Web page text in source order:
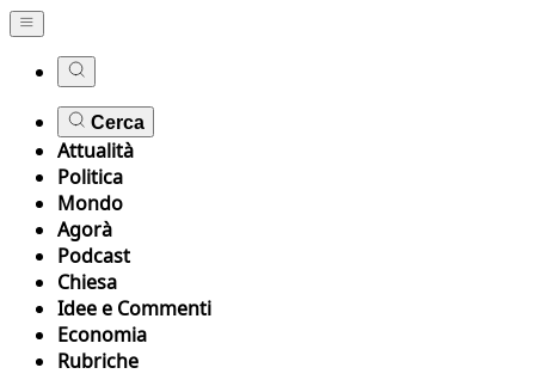
Cerca
Attualità
Politica
Mondo
Agorà
Podcast
Chiesa
Idee e Commenti
Economia
Rubriche